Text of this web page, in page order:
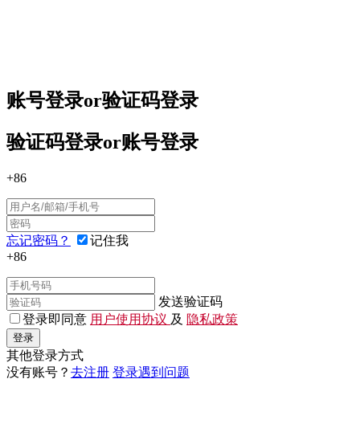
账号登录or验证码登录
验证码登录or账号登录
+86
忘记密码？
记住我
+86
发送验证码
登录即同意 用户使用协议 及 隐私政策
登录
其他登录方式
没有账号？ 去注册 登录遇到问题